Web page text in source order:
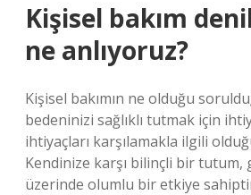
Kişisel bakım
ne anlıyoruz?
Kişisel bakımın ne olduğu
bedeninizi sağlıklı tutmak için
ihtiyaçları karşılamakla ilgili
Kendinize karşı bilinçli bir tutum,
üzerinde olumlu bir etkiye